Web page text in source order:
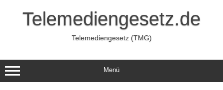
springenTelemediengesetz.de
Telemediengesetz (TMG)
Menü